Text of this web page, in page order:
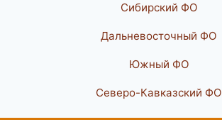
Сибирский ФО
Дальневосточный ФО
Южный ФО
Северо-Кавказский ФО